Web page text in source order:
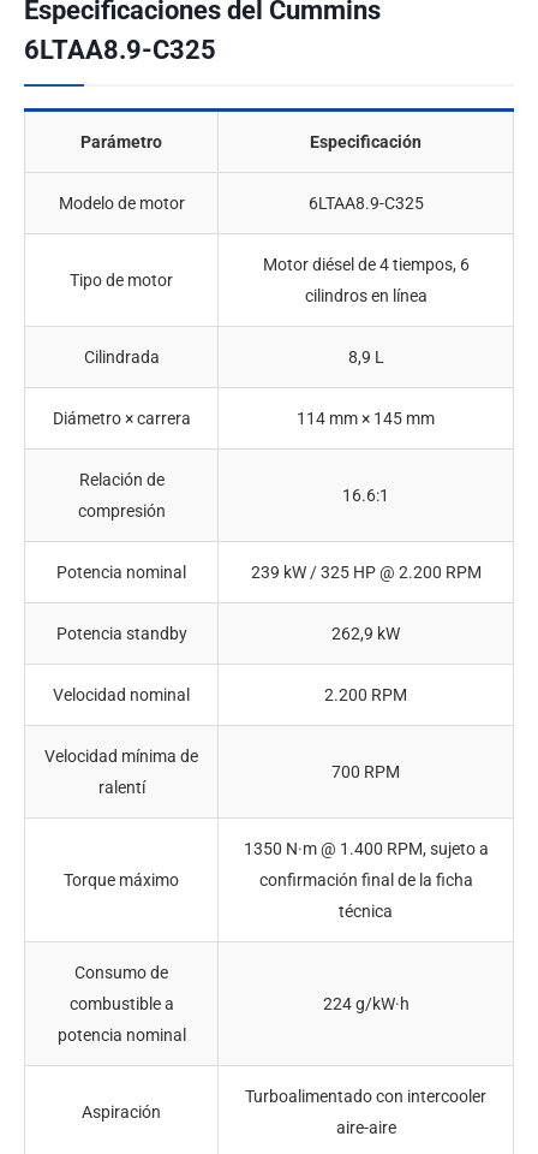
Especificaciones del Cummins
6LTAA8.9-C325
Parámetro Especificación
Modelo de motor 6LTAA8.9-C325
Tipo de motor
Motor diésel de 4 tiempos, 6
cilindros en línea
Cilindrada 8,9 L
Diámetro × carrera 114 mm × 145 mm
Relación de
compresión
16.6:1
Potencia nominal 239 kW / 325 HP @ 2.200 RPM
Potencia standby 262,9 kW
Velocidad nominal 2.200 RPM
Velocidad mínima de
ralentí
700 RPM
Torque máximo
1350 N·m @ 1.400 RPM, sujeto a
confirmación final de la ficha
técnica
Consumo de
combustible a
potencia nominal
224 g/kW·h
Aspiración
Turboalimentado con intercooler
aire-aire